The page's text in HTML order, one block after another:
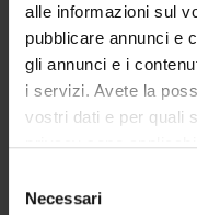
alle informazioni sul
pubblicare annunci e
gli annunci e i
i servizi. Avete la
vostri dati e per quali
privacy sono
modificare o revocare
delNecessari
Contacts
People
Places
Calendar